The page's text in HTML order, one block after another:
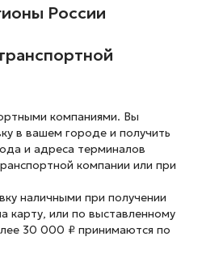
России
компаниями. Вы
в вашем городе и получить
и адреса терминалов
компании или при
наличными при получении
карту, или по выставленному
30 000 ₽ принимаются по